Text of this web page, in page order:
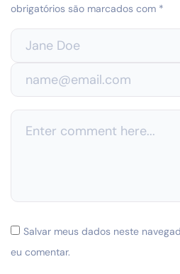
obrigatórios são marcados com *
Salvar meus dados neste
eu comentar.